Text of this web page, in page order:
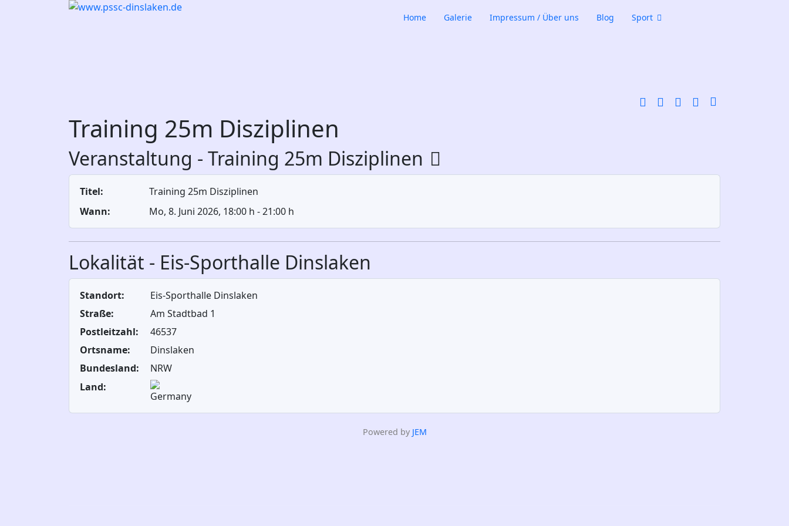
Home Galerie Impressum / Über uns Blog Sport
Download PDF
Training 25m Disziplinen
Veranstaltung - Training 25m Disziplinen
Titel:
Training 25m Disziplinen
Wann:
Mo, 8. Juni 2026, 18:00 h -21:00 h
Lokalität - Eis-Sporthalle Dinslaken
Standort:
Eis-Sporthalle Dinslaken
Straße:
Am Stadtbad 1
Postleitzahl:
46537
Ortsname:
Dinslaken
Bundesland:
NRW
Land:
Powered by JEM